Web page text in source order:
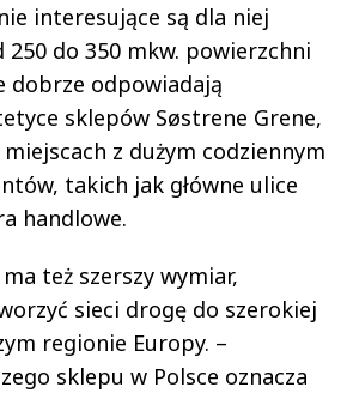
interesujące są dla niej
250 do 350 mkw. powierzchni
dobrze odpowiadają
sklepów Søstrene Grene,
z dużym codziennym
takich jak główne ulice
handlowe.
też szerszy wymiar,
sieci drogę do szerokiej
regionie Europy. –
sklepu w Polsce oznacza